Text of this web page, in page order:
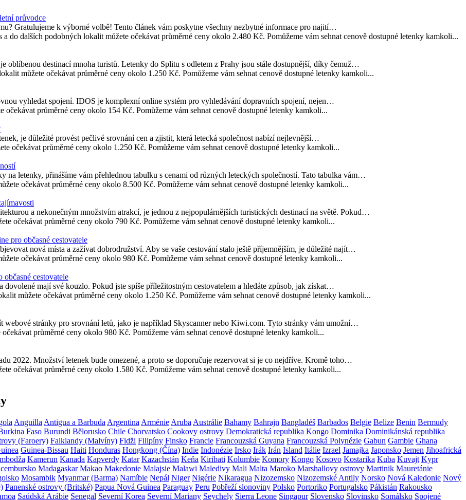
průvodce
Gratulujeme k výborné volbě! Tento článek vám poskytne všechny nezbytné informace pro najití…
do dalších podobných lokalit můžete očekávat průměrné ceny okolo 2.480 Kč. Pomůžeme vám sehnat cenově dostupné letenky kamkoli...
oblíbenou destinací mnoha turistů. Letenky do Splitu s odletem z Prahy jsou stále dostupnější, díky čemuž…
můžete očekávat průměrné ceny okolo 1.250 Kč. Pomůžeme vám sehnat cenově dostupné letenky kamkoli...
vyhledat spojení. IDOS je komplexní online systém pro vyhledávání dopravních spojení, nejen…
očekávat průměrné ceny okolo 154 Kč. Pomůžeme vám sehnat cenově dostupné letenky kamkoli...
je důležité provést pečlivé srovnání cen a zjistit, která letecká společnost nabízí nejlevnější…
očekávat průměrné ceny okolo 1.250 Kč. Pomůžeme vám sehnat cenově dostupné letenky kamkoli...
na letenky, přinášíme vám přehlednou tabulku s cenami od různých leteckých společností. Tato tabulka vám…
očekávat průměrné ceny okolo 8.500 Kč. Pomůžeme vám sehnat cenově dostupné letenky kamkoli...
a nekonečným množstvím atrakcí, je jednou z nejpopulárnějších turistických destinací na světě. Pokud…
očekávat průměrné ceny okolo 790 Kč. Pomůžeme vám sehnat cenově dostupné letenky kamkoli...
pro občasné cestovatele
nová místa a zažívat dobrodružství. Aby se vaše cestování stalo ještě příjemnějším, je důležité najít…
očekávat průměrné ceny okolo 980 Kč. Pomůžeme vám sehnat cenově dostupné letenky kamkoli...
cestovatele
dovolené mají své kouzlo. Pokud jste spíše příležitostným cestovatelem a hledáte způsob, jak získat…
můžete očekávat průměrné ceny okolo 1.250 Kč. Pomůžeme vám sehnat cenově dostupné letenky kamkoli...
webové stránky pro srovnání letů, jako je například Skyscanner nebo Kiwi.com. Tyto stránky vám umožní…
průměrné ceny okolo 980 Kč. Pomůžeme vám sehnat cenově dostupné letenky kamkoli...
2022. Množství letenek bude omezené, a proto se doporučuje rezervovat si je co nejdříve. Kromě toho…
očekávat průměrné ceny okolo 1.580 Kč. Pomůžeme vám sehnat cenově dostupné letenky kamkoli...
Anguilla Antigua a Barbuda Argentina Arménie Aruba Austrálie Bahamy Bahrajn Bangladéš Barbados Belgie Belize Benin Bermudy
Faso Burundi Bělorusko Chile Chorvatsko Cookovy ostrovy Demokratická republika Kongo Dominika Dominikánská republika
(Faroery) Falklandy (Malvíny) Fidži Filipíny Finsko Francie Francouzská Guyana Francouzská Polynézie Gabun Gambie Ghana
Guinea-Bissau Haiti Honduras Hongkong (Čína) Indie Indonézie Irsko Irák Irán Island Itálie Izrael Jamajka Japonsko Jemen Jihoafrická
Kamerun Kanada Kapverdy Katar Kazachstán Keňa Kiribati Kolumbie Komory Kongo Kosovo Kostarika Kuba Kuvajt Kypr
Madagaskar Makao Makedonie Malajsie Malawi Maledivy Mali Malta Maroko Marshallovy ostrovy Martinik Mauretánie
Mosambik Myanmar (Barma) Namíbie Nepál Niger Nigérie Nikaragua Nizozemsko Nizozemské Antily Norsko Nová Kaledonie Nový
Panenské ostrovy (Britské) Papua Nová Guinea Paraguay Peru Pobřeží slonoviny Polsko Portoriko Portugalsko Pákistán Rakousko
Saúdská Arábie Senegal Severní Korea Severní Mariany Seychely Sierra Leone Singapur Slovensko Slovinsko Somálsko Spojené